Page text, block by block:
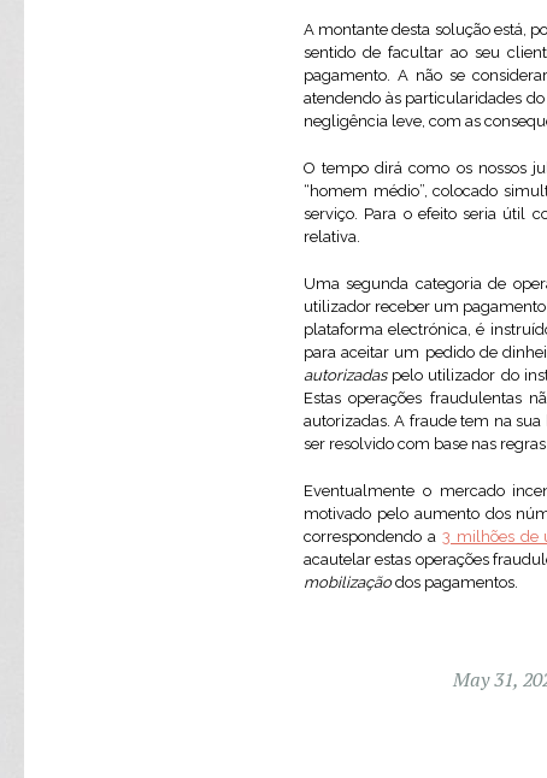
A montante desta solução está,
sentido de facultar ao seu
pagamento. A não se
atendendo às particularidades
negligência leve, com as
O tempo dirá como os nossos
“homem médio”, colocado
serviço. Para o efeito seria útil
relativa.
Uma segunda categoria de
utilizador receber um
plataforma electrónica, é
para aceitar um pedido de
autorizadaspelo utilizador do
Estas operações fraudulentas
autorizadas. A fraude tem na
ser resolvido com base nas
Eventualmente o mercado
motivado pelo aumento dos
correspondendo a 3 milhões de
acautelar estas operações
mobilizaçãodos pagamentos.
May 31,